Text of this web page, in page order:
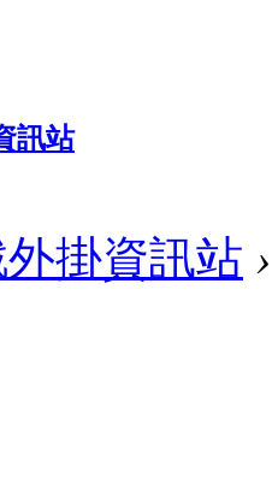
掛資訊站 ›